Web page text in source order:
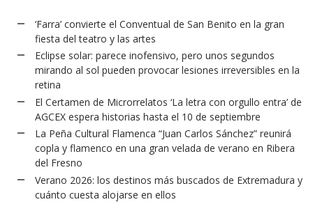
‘Farra’ convierte el Conventual de San Benito en la gran
fiesta del teatro y las artes
Eclipse solar: parece inofensivo, pero unos segundos
mirando al sol pueden provocar lesiones irreversibles en la
retina
El Certamen de Microrrelatos ‘La letra con orgullo entra’ de
AGCEX espera historias hasta el 10 de septiembre
La Peña Cultural Flamenca “Juan Carlos Sánchez” reunirá
copla y flamenco en una gran velada de verano en Ribera
del Fresno
Verano 2026: los destinos más buscados de Extremadura y
cuánto cuesta alojarse en ellos